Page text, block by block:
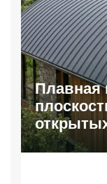
Плавная